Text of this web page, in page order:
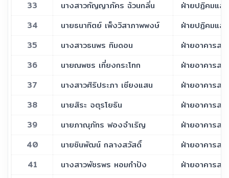
33
นางสาวกัญญาภัคร ฉ้วนกลิ่น
ฝ่ายปฏิคมแล
34
นายธนาทิตย์ เพ็งวิสาภาพพงษ์
ฝ่ายปฏิคมแล
35
นางสาวธนพร ทิมดอน
ฝ่ายอาคารส
36
นายณพชร เที่ยงกระโทก
ฝ่ายอาคารส
37
นางสาวศิริประภา เชียงแสน
ฝ่ายอาคารส
38
นายสิระ จตุรโยธิน
ฝ่ายอาคารส
39
นายภาณุภัทร ฟองจำเริญ
ฝ่ายอาคารส
40
นายชินพัฒน์ กลางสวัสดิ์
ฝ่ายอาคารส
41
นางสาวพัชรพร หอมกำปัง
ฝ่ายอาคารส